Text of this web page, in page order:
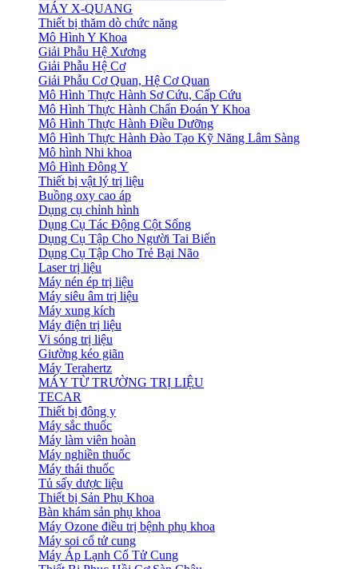
MÁY X-QUANG
Thiết bị thăm dò chức năng
Mô Hình Y Khoa
Giải Phẫu Hệ Xương
Giải Phẫu Hệ Cơ
Giải Phẫu Cơ Quan, Hệ Cơ Quan
Mô Hình Thực Hành Sơ Cứu, Cấp Cứu
Mô Hình Thực Hành Chẩn Đoán Y Khoa
Mô Hình Thực Hành Điều Dưỡng
Mô Hình Thực Hành Đào Tạo Kỹ Năng Lâm Sàng
Mô hình Nhi khoa
Mô Hình Đông Y
Thiết bị vật lý trị liệu
Buồng oxy cao áp
Dụng cụ chỉnh hình
Dụng Cụ Tác Động Cột Sống
Dụng Cụ Tập Cho Người Tai Biến
Dụng Cụ Tập Cho Trẻ Bại Não
Laser trị liệu
Máy nén ép trị liệu
Máy siêu âm trị liệu
Máy xung kích
Máy điện trị liệu
Vi sóng trị liệu
Giường kéo giãn
Máy Terahertz
MÁY TỪ TRƯỜNG TRỊ LIỆU
TECAR
Thiết bị đông y
Máy sắc thuốc
Máy làm viên hoàn
Máy nghiền thuốc
Máy thái thuốc
Tủ sấy dược liệu
Thiết bị Sản Phụ Khoa
Bàn khám sản phụ khoa
Máy Ozone điều trị bệnh phụ khoa
Máy soi cổ tử cung
Máy Áp Lạnh Cổ Tử Cung